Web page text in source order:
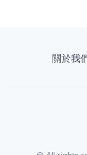
關於我